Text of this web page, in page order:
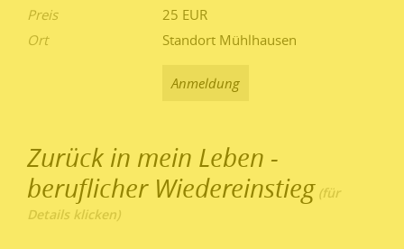
Preis
25 EUR
Ort
Standort Mühlhausen
Anmeldung
Zurück in mein Leben -
beruflicher Wiedereinstieg